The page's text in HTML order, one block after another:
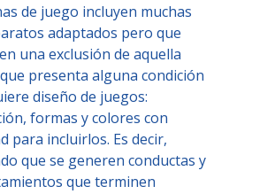
de juego incluyen muchas
adaptados pero que
una exclusión de aquella
presenta alguna condición
diseño de juegos:
formas y colores con
para incluirlos. Es decir,
que se generen conductas y
que terminen